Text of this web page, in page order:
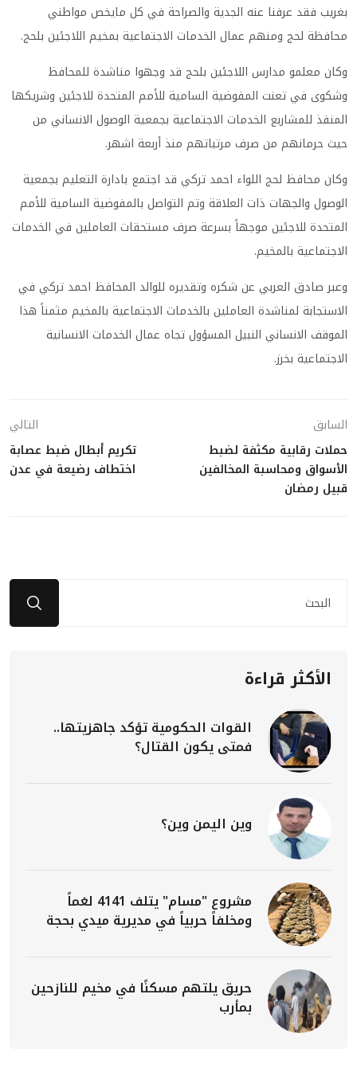
بغريب فقد عرفنا عنه الجدية والصراحة في كل مايخص مواطني
محافظة لحج ومنهم عمال الخدمات الاجتماعية بمخيم اللاجئين بلحج.
وكان معلمو مدارس اللاجئين بلحج قد وجهوا مناشدة للمحافظ
وشكوى في تعنت المفوضية السامية للأمم المتحدة للاجئين وشريكها
المنفذ للمشاربع الخدمات الاجتماعية بجمعية الوصول الانساني من
حيث حرمانهم من صرف مرتباتهم منذ أربعة اشهر.
وكان محافظ لحج اللواء احمد تركي قد اجتمع بادارة التعليم بجمعية
الوصول والجهات ذات العلاقة وتم التواصل بالمفوضية السامية للأمم
المتحدة للاجئين موجهاً بسرعة صرف مستحقات العاملين في الخدمات
الاجتماعية بالمخيم.
وعبر صادق العربي عن شكره وتقديره للوالد المحافظ احمد تركي في
الاستجابة لمناشدة العاملين بالخدمات الاجتماعية بالمخيم مثمناً هذا
الموقف الانساني النبيل المسؤول تجاه عمال الخدمات الانسانية
الاجتماعية بخرز.
السابق
حملات رقابية مكثفة لضبط
الأسواق ومحاسبة المخالفين
قبيل رمضان
التالي
تكريم أبطال ضبط عصابة
اختطاف رضيعة في عدن
الأكثر قراءة
القوات الحكومية تؤكد جاهزيتها..
فمتى يكون القتال؟
وين اليمن وين؟
مشروع "مسام" يتلف 4141 لغماً
ومخلفاً حربياً في مديرية ميدي بحجة
حريق يلتهم مسكنًا في مخيم للنازحين
بمأرب